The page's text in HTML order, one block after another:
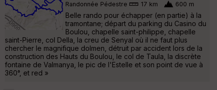
Randonnée Pédestre 17 km 600 m
Belle rando pour échapper (en partie) à la
tramontane; départ du parking du Casino du
Boulou, chapelle saint-philippe, chapelle
saint-Pierre, col Della, la creu de Senyal où il ne faut plus
chercher le magnifique dolmen, détruit par accident lors de la
construction des Hauts du Boulou, le col de Taula, la discrète
fontaine de Valmanya, le pic de l'Estelle et son point de vue à
360°, et red »